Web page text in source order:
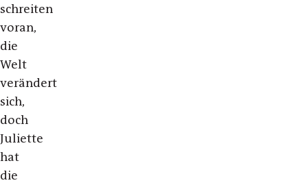
schreiten
voran,
die
Welt
verändert
sich,
doch
Juliette
hat
die